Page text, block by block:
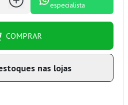
especialista
COMPRAR
nas lojas